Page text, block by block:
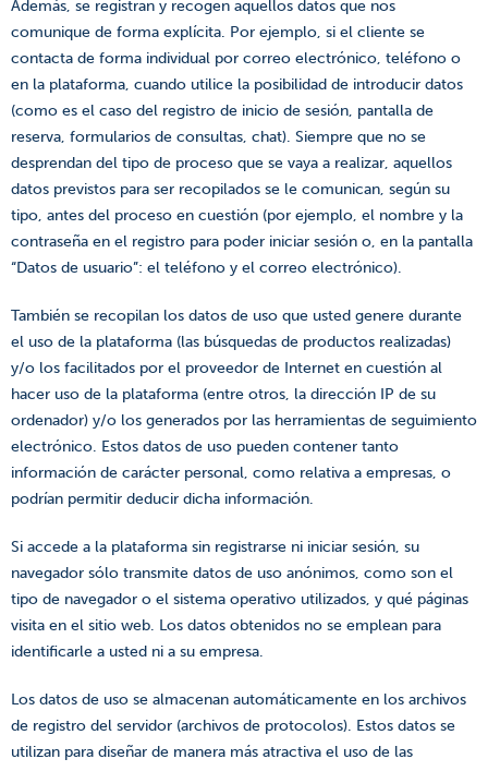
Además, se registran y recogen aquellos datos que nos
comunique de forma explícita. Por ejemplo, si el cliente se
contacta de forma individual por correo electrónico, teléfono o
en la plataforma, cuando utilice la posibilidad de introducir datos
(como es el caso del registro de inicio de sesión, pantalla de
reserva, formularios de consultas, chat). Siempre que no se
desprendan del tipo de proceso que se vaya a realizar, aquellos
datos previstos para ser recopilados se le comunican, según su
tipo, antes del proceso en cuestión (por ejemplo, el nombre y la
contraseña en el registro para poder iniciar sesión o, en la pantalla
“Datos de usuario”: el teléfono y el correo electrónico).
También se recopilan los datos de uso que usted genere durante
el uso de la plataforma (las búsquedas de productos realizadas)
y/o los facilitados por el proveedor de Internet en cuestión al
hacer uso de la plataforma (entre otros, la dirección IP de su
ordenador) y/o los generados por las herramientas de seguimiento
electrónico. Estos datos de uso pueden contener tanto
información de carácter personal, como relativa a empresas, o
podrían permitir deducir dicha información.
Si accede a la plataforma sin registrarse ni iniciar sesión, su
navegador sólo transmite datos de uso anónimos, como son el
tipo de navegador o el sistema operativo utilizados, y qué páginas
visita en el sitio web. Los datos obtenidos no se emplean para
identificarle a usted ni a su empresa.
Los datos de uso se almacenan automáticamente en los archivos
de registro del servidor (archivos de protocolos). Estos datos se
utilizan para diseñar de manera más atractiva el uso de las